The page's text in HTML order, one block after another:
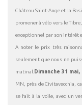
Château Saint-Ange et la
promener à vélo vers le
exceptionnel par son intérêt
A noter le prix très
seulement que nous ne
matinal. Dimanche 31 mai,
MN, près de Civitavecchia,
se fait à la voile, avec un